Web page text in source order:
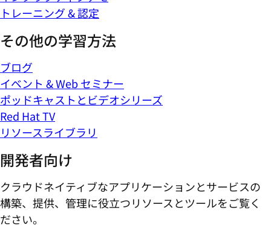
トレーニング & 認定
その他の学習方法
ブログ
イベント & Web セミナー
ポッドキャストとビデオシリーズ
Red Hat TV
リソースライブラリ
開発者向け
クラウドネイティブなアプリケーションとサービスの
構築、提供、管理に役立つリソースとツールをご覧く
ださい。